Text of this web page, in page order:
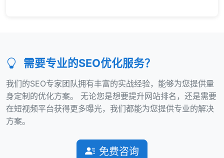
需要专业的SEO优化服务？
我们的SEO专家团队拥有丰富的实战经验，能够为您提供量
身定制的优化方案。 无论您是想要提升网站排名，还是需要
在短视频平台获得更多曝光，我们都能为您提供专业的解决
方案。
免费咨询